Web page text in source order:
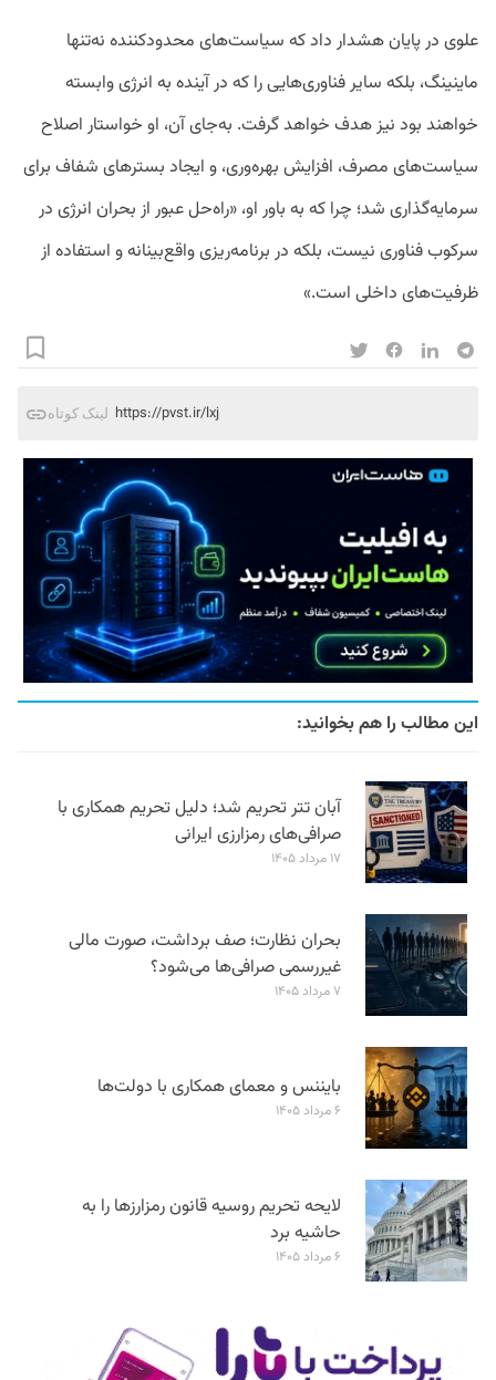
علوی در پایان هشدار داد که سیاست‌های محدودکننده نه‌تنها
ماینینگ، بلکه سایر فناوری‌هایی را که در آینده به انرژی وابسته
خواهند بود نیز هدف خواهد گرفت. به‌جای آن، او خواستار اصلاح
سیاست‌های مصرف، افزایش بهره‌وری، و ایجاد بسترهای شفاف برای
سرمایه‌گذاری شد؛ چرا که به باور او، «راه‌حل عبور از بحران انرژی در
سرکوب فناوری نیست، بلکه در برنامه‌ریزی واقع‌بینانه و استفاده از
ظرفیت‌های داخلی است.»
لینک کوتاه https://pvst.ir/lxj
این مطالب را هم بخوانید:
آبان تتر تحریم شد؛ دلیل تحریم همکاری با
صرافی‌های رمزارزی ایرانی
۱۷ مرداد ۱۴۰۵
بحران نظارت؛ صف برداشت، صورت مالی
غیررسمی صرافی‌ها می‌شود؟
۷ مرداد ۱۴۰۵
بایننس و معمای همکاری با دولت‌ها
۶ مرداد ۱۴۰۵
لایحه تحریم روسیه قانون رمزارزها را به
حاشیه برد
۶ مرداد ۱۴۰۵